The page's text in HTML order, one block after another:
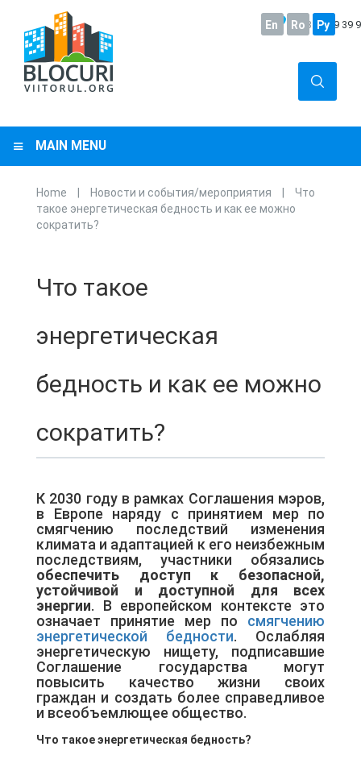
+373 22 29 39
En Ro Ру
MAIN MENU
You are here
Home | Новости и события/мероприятия |
Что
такое энергетическая бедность и как ее можно
сократить?
Что такое
энергетическая
бедность и как ее можно
сократить?
К 2030 году в рамках Соглашения мэров,
в Европе наряду с принятием мер по
смягчению последствий изменения
климата и адаптацией к его неизбежным
последствиям, участники обязались
обеспечить доступ к безопасной,
устойчивой и доступной для всех
энергии. В европейском контексте это
означает принятие мер по смягчению
энергетической бедности. Ослабляя
энергетическую нищету, подписавшие
Соглашение государства могут
повысить качество жизни своих
граждан и создать более справедливое
и всеобъемлющее общество.
Что такое энергетическая бедность?​